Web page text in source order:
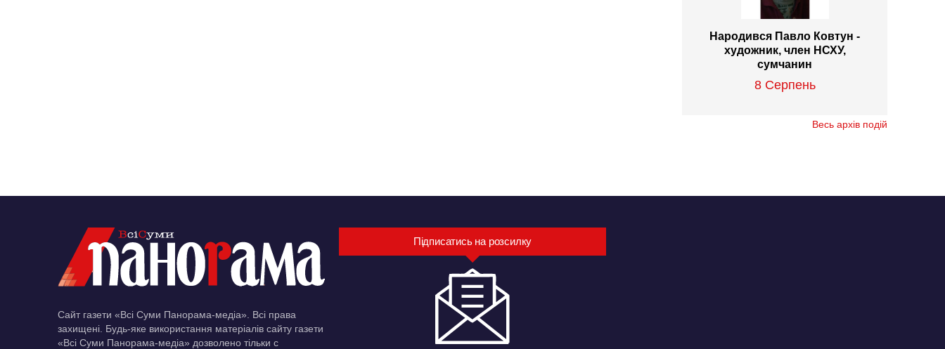
Народився Павло Ковтун -
художник, член НСХУ,
сумчанин
8 Серпень
Весь архів подій
Сайт газети «Всі Суми Панорама-медіа». Всі права
захищені. Будь-яке використання матеріалів сайту газети
«Всі Суми Панорама-медіа» дозволено тільки c
Підписатись на розсилку